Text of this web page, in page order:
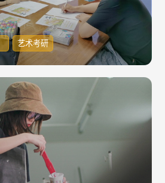
艺术考研